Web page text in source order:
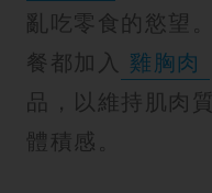
亂吃零食的慾望
餐都加入 雞胸肉
品，以維持肌肉
體積感。